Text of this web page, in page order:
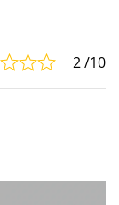
2/10